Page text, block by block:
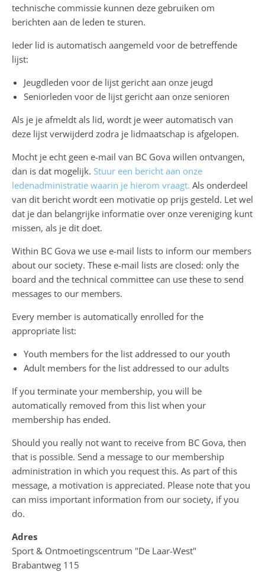
technische commissie kunnen deze gebruiken om
berichten aan de leden te sturen.
Ieder lid is automatisch aangemeld voor de betreffende
lijst:
Jeugdleden voor de lijst gericht aan onze jeugd
Seniorleden voor de lijst gericht aan onze senioren
Als je je afmeldt als lid, wordt je weer automatisch van
deze lijst verwijderd zodra je lidmaatschap is afgelopen.
Mocht je echt geen e-mail van BC Gova willen ontvangen,
dan is dat mogelijk. Stuur een bericht aan onze
ledenadministratie waarin je hierom vraagt. Als onderdeel
van dit bericht wordt een motivatie op prijs gesteld. Let wel
dat je dan belangrijke informatie over onze vereniging kunt
missen, als je dit doet.
Within BC Gova we use e-mail lists to inform our members
about our society. These e-mail lists are closed: only the
board and the technical committee can use these to send
messages to our members.
Every member is automatically enrolled for the
appropriate list:
Youth members for the list addressed to our youth
Adult members for the list addressed to our adults
If you terminate your membership, you will be
automatically removed from this list when your
membership has ended.
Should you really not want to receive from BC Gova, then
that is possible. Send a message to our membership
administration in which you request this. As part of this
message, a motivation is appreciated. Please note that you
can miss important information from our society, if you
do.
Adres
Sport & Ontmoetingscentrum "De Laar-West"
Brabantweg 115